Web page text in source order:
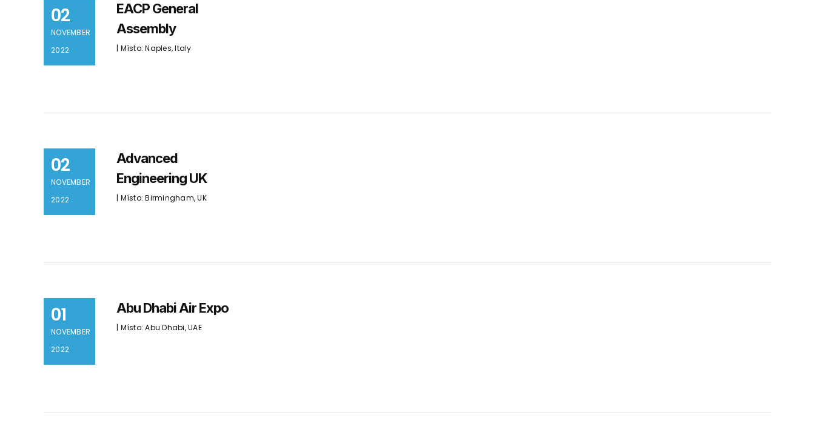
02
NOVEMBER
2022
EACP General
Assembly
| Místo: Naples, Italy
02
NOVEMBER
2022
Advanced
Engineering UK
| Místo: Birmingham, UK
01
NOVEMBER
2022
Abu Dhabi Air Expo
| Místo: Abu Dhabi, UAE